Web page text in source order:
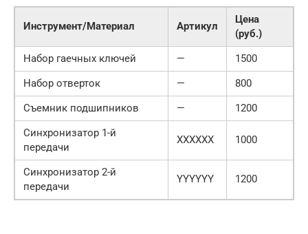
Инструмент/Материал Артикул
Цена
(руб.)
Набор гаечных ключей
—
1500
Набор отверток
—
800
Съемник подшипников
—
1200
Синхронизатор 1-й
передачи
XXXXXX 1000
Синхронизатор 2-й
передачи
YYYYYY 1200